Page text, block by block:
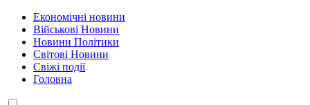
Економічні новини
Військові Новини
Новини Політики
Світові Новини
Свіжі події
Головна